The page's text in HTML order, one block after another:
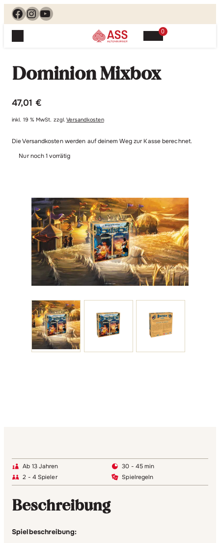
Facebook
Instagram
YouTube
0
Spielkarten
Klassische Spiele
Lernspiele
Service
Unsere Stores
Shop
Shopübersicht
Suchen, finden, spielen. Jetzt & hier.
nach:
Dominion Mixbox
47,01 €
inkl. 19 % MwSt. zzgl.Versandkosten
Die Versandkosten werden auf deinem Weg zur Kasse berechnet.
Nur noch 1 vorrätig
Ab 13 Jahren
30 - 45 min
2 - 4 Spieler
Spielregeln
Beschreibung
Spielbeschreibung: